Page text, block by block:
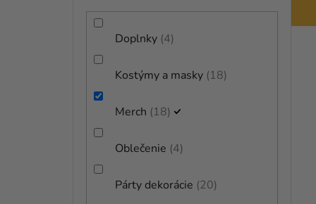
Doplnky 4
Kostýmy a masky 18
Merch 18
Oblečenie 4
Párty dekorácie 20
DO KOŠÍKA